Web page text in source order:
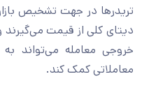
تریدرها در جهت تشخیص
دیتای کلی از قیمت می‌گیرند
خروجی معامله می‌تواند
معاملاتی کمک کند.